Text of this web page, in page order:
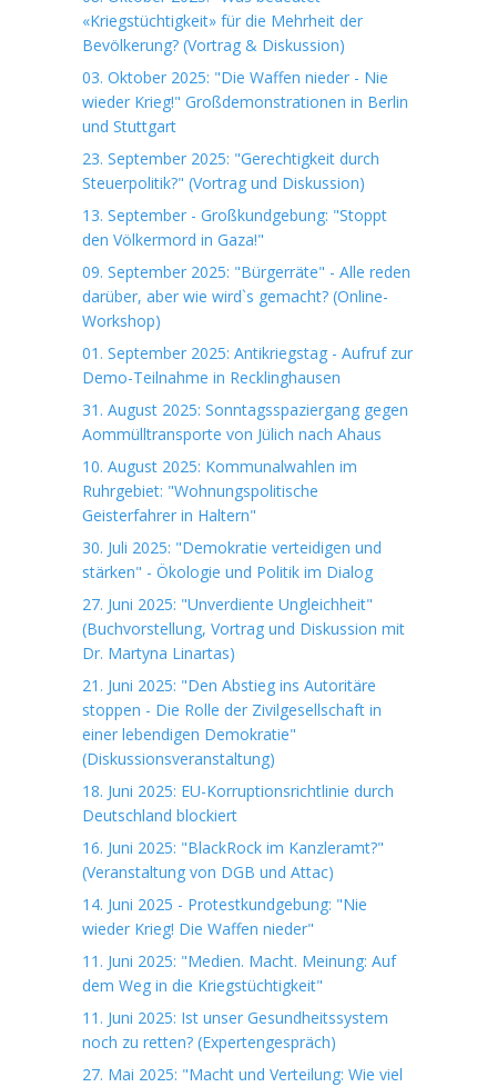
«Kriegstüchtigkeit» für die Mehrheit der
Bevölkerung? (Vortrag & Diskussion)
03. Oktober 2025: "Die Waffen nieder - Nie
wieder Krieg!" Großdemonstrationen in Berlin
und Stuttgart
23. September 2025: "Gerechtigkeit durch
Steuerpolitik?" (Vortrag und Diskussion)
13. September - Großkundgebung: "Stoppt
den Völkermord in Gaza!"
09. September 2025: "Bürgerräte" - Alle reden
darüber, aber wie wird`s gemacht? (Online-
Workshop)
01. September 2025: Antikriegstag - Aufruf zur
Demo-Teilnahme in Recklinghausen
31. August 2025: Sonntagsspaziergang gegen
Aommülltransporte von Jülich nach Ahaus
10. August 2025: Kommunalwahlen im
Ruhrgebiet: "Wohnungspolitische
Geisterfahrer in Haltern"
30. Juli 2025: "Demokratie verteidigen und
stärken" - Ökologie und Politik im Dialog
27. Juni 2025: "Unverdiente Ungleichheit"
(Buchvorstellung, Vortrag und Diskussion mit
Dr. Martyna Linartas)
21. Juni 2025: "Den Abstieg ins Autoritäre
stoppen - Die Rolle der Zivilgesellschaft in
einer lebendigen Demokratie"
(Diskussionsveranstaltung)
18. Juni 2025: EU-Korruptionsrichtlinie durch
Deutschland blockiert
16. Juni 2025: "BlackRock im Kanzleramt?"
(Veranstaltung von DGB und Attac)
14. Juni 2025 - Protestkundgebung: "Nie
wieder Krieg! Die Waffen nieder"
11. Juni 2025: "Medien. Macht. Meinung: Auf
dem Weg in die Kriegstüchtigkeit"
11. Juni 2025: Ist unser Gesundheitssystem
noch zu retten? (Expertengespräch)
27. Mai 2025: "Macht und Verteilung: Wie viel